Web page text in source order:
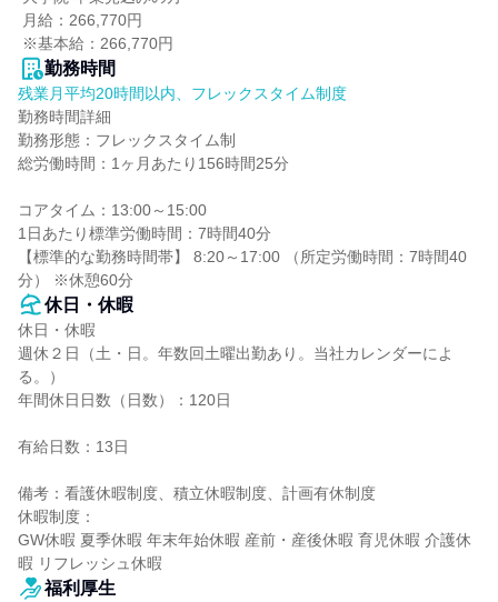
※基本給：266,770円
勤務時間
残業月平均20時間以内、フレックスタイム制度
勤務時間詳細
勤務形態：フレックスタイム制
総労働時間：1ヶ月あたり156時間25分
コアタイム：13:00～15:00
1日あたり標準労働時間：7時間40分
【標準的な勤務時間帯】 8:20～17:00 （所定労働時間：7時間40
分） ※休憩60分
休日・休暇
休日・休暇
週休２日（土・日。年数回土曜出勤あり。当社カレンダーによ
る。）
年間休日日数（日数）：120日
有給日数：13日
備考：看護休暇制度、積立休暇制度、計画有休制度
休暇制度：
GW休暇 夏季休暇 年末年始休暇 産前・産後休暇 育児休暇 介護休
暇 リフレッシュ休暇
福利厚生